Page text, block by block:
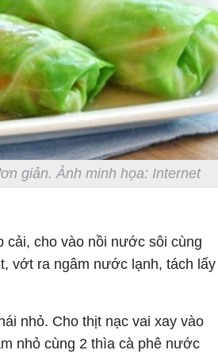
giản. Ảnh minh họa: Internet
cải, cho vào nồi nước sôi cùng
vớt ra ngâm nước lạnh, tách lấy
nhỏ. Cho thịt nạc vai xay vào
nhỏ cùng 2 thìa cà phê nước